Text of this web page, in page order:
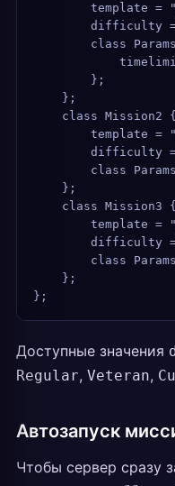
template =
difficulty
class
        };
    };
    class Mission2 {
template =
difficulty
class
    };
    class Mission3 {
template =
difficulty
class
    };
};
Доступные значения
Regular, Veteran,
Автозапуск
Чтобы сервер сразу